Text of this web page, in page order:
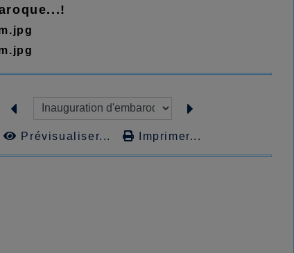
Prévisualiser... Imprimer...